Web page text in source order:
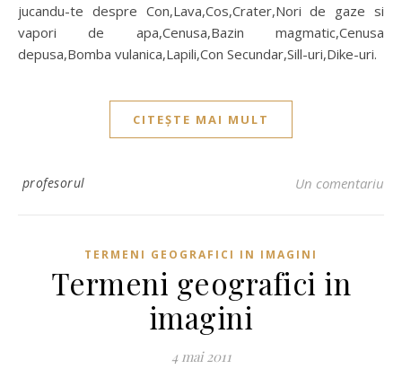
jucandu-te despre Con,Lava,Cos,Crater,Nori de gaze si
vapori de apa,Cenusa,Bazin magmatic,Cenusa
depusa,Bomba vulanica,Lapili,Con Secundar,Sill-uri,Dike-uri.
CITEȘTE MAI MULT
profesorul Un comentariu
TERMENI GEOGRAFICI IN IMAGINI
Termeni geografici in
imagini
4 mai 2011